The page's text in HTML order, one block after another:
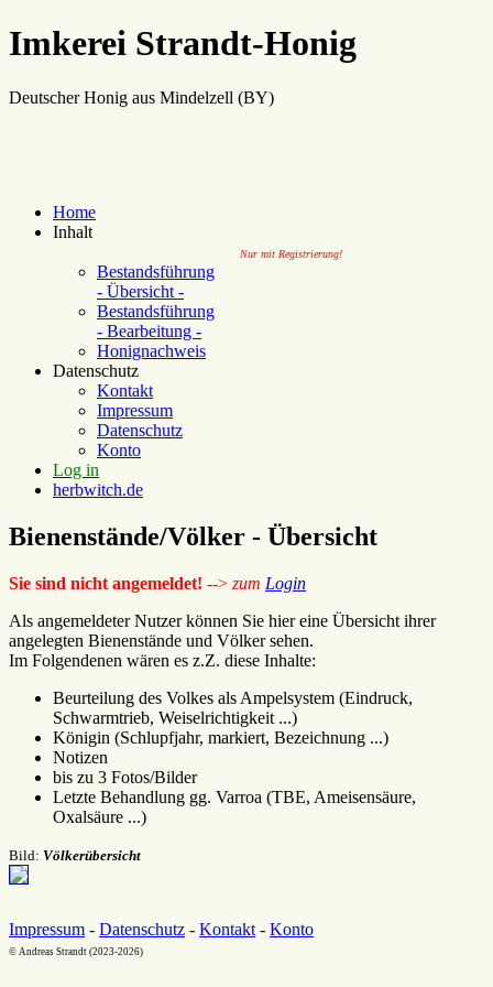
Imkerei Strandt-Honig
Deutscher Honig aus Mindelzell (BY)
Home
Inhalt
Nur mit Registrierung!
Bestandsführung
- Übersicht -
Bestandsführung
- Bearbeitung -
Honignachweis
Datenschutz
Kontakt
Impressum
Datenschutz
Konto
Log in
herbwitch.de
Bienenstände/Völker - Übersicht
Sie sind nicht angemeldet! --> zum Login
Als angemeldeter Nutzer können Sie hier eine Übersicht ihrer
angelegten Bienenstände und Völker sehen.
Im Folgendenen wären es z.Z. diese Inhalte:
Beurteilung des Volkes als Ampelsystem (Eindruck,
Schwarmtrieb, Weiselrichtigkeit ...)
Königin (Schlupfjahr, markiert, Bezeichnung ...)
Notizen
bis zu 3 Fotos/Bilder
Letzte Behandlung gg. Varroa (TBE, Ameisensäure,
Oxalsäure ...)
Bild: Völkerübersicht
Impressum - Datenschutz - Kontakt - Konto
© Andreas Strandt (2023-2026)